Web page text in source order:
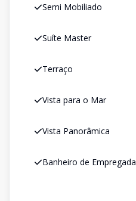
Semi Mobiliado
Suíte Master
Terraço
Vista para o Mar
Vista Panorâmica
Banheiro de Empregada